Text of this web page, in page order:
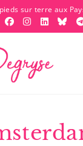
sur terre aux